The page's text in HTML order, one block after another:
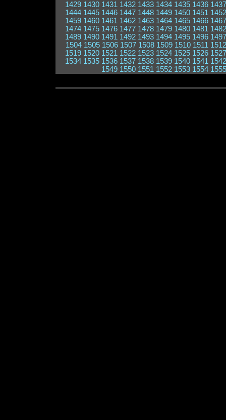
1429 1430 1431 1432 1433 1434 1435 1436 1437
1444 1445 1446 1447 1448 1449 1450 1451 1452
1459 1460 1461 1462 1463 1464 1465 1466 1467
1474 1475 1476 1477 1478 1479 1480 1481 1482
1489 1490 1491 1492 1493 1494 1495 1496 1497
1504 1505 1506 1507 1508 1509 1510 1511 1512
1519 1520 1521 1522 1523 1524 1525 1526 1527
1534 1535 1536 1537 1538 1539 1540 1541 1542
1549 1550 1551 1552 1553 1554 1555